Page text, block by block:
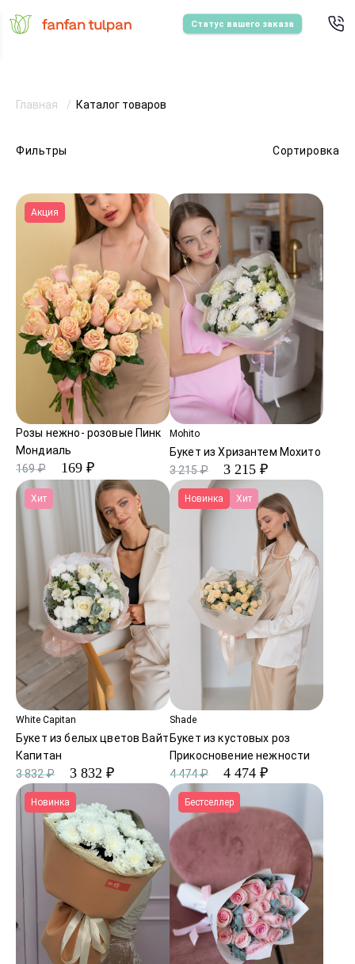
Статус вашего заказа
Фильтры Сортировка
Главная Каталог товаров
Акция
Розы нежно- розовые Пинк
Мондиаль
169 ₽
169 ₽
Mohito
Букет из Хризантем Мохито
3 215 ₽
3 215 ₽
Хит
White Capitan
Букет из белых цветов Вайт
Капитан
3 832 ₽
3 832 ₽
Новинка Хит
Shade
Букет из кустовых роз
Прикосновение нежности
4 474 ₽
4 474 ₽
Новинка Бестселлер